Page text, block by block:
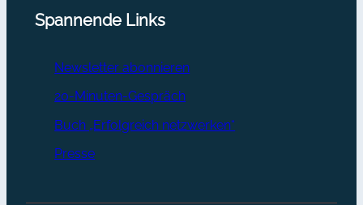
Spannende Links
Newsletter abonnieren
20-Minuten-Gespräch
Buch „Erfolgreich netzwerken“
Presse